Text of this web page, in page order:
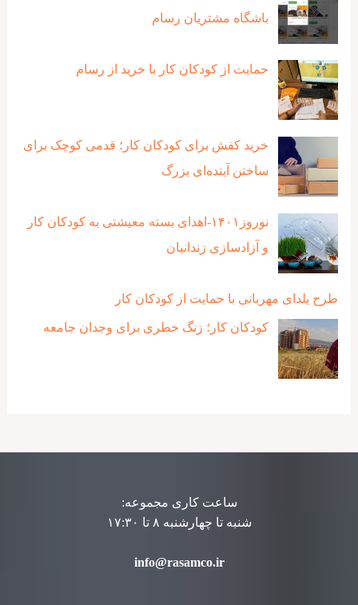
باشگاه مشتریان رسام
حمایت از کودکان کار با خرید از رسام
خرید کفش برای کودکان کار؛ قدمی کوچک برای
ساختن آینده‌ای بزرگ
نوروز۱۴۰۱-اهدای بسته معیشتی به کودکان کار
و آزادسازی زندانیان
طرح یلدای مهربانی با حمایت از کودکان کار
کودکان کار؛ زنگ خطری برای وجدان جامعه
ساعت کاری مجموعه:
شنبه تا چهارشنبه ۸ تا ۱۷:۳۰
info@rasamco.ir